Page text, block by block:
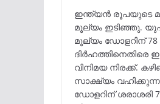
ഇന്ത്യൻ രൂപയുടെ
മൂല്യം ഇടിഞ്ഞു.
മൂല്യം ഡോളറിന്
വിനിമയ നിരക്ക്.
സാക്ഷ്യം
ഡോളറിന് ശരാശരി